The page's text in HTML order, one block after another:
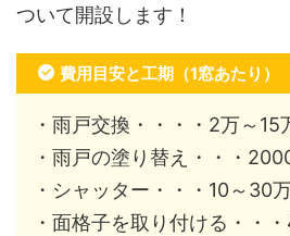
ついて開設します！
費用目安と工期（1窓あたり）
・雨戸交換・・・・2万～15
・雨戸の塗り替え・・・
・シャッター・・・10～30
・面格子を取り付ける・・